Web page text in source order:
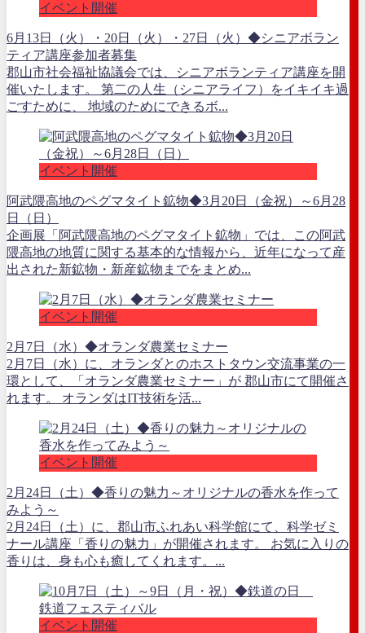
イベント開催
6月13日（火）・20日（火）・27日（火）◆シニアボラン
ティア講座参加者募集
郡山市社会福祉協議会では、シニアボランティア講座を開
催いたします。 第二の人生（シニアライフ）をイキイキ過
ごすために、 地域のためにできるボ...
イベント開催
阿武隈高地のペグマタイト鉱物◆3月20日（金祝）～6月28
日（日）
企画展「阿武隈高地のペグマタイト鉱物」では、この阿武
隈高地の地質に関する基本的な情報から、近年になって産
出された新鉱物・新産鉱物までをまとめ...
イベント開催
2月7日（水）◆オランダ農業セミナー
2月7日（水）に、オランダとのホストタウン交流事業の一
環として、「オランダ農業セミナー」が 郡山市にて開催さ
れます。 オランダはIT技術を活...
イベント開催
2月24日（土）◆香りの魅力～オリジナルの香水を作って
みよう～
2月24日（土）に、郡山市ふれあい科学館にて、科学ゼミ
ナール講座「香りの魅力」が開催されます。 お気に入りの
香りは、身も心も癒してくれます。...
イベント開催